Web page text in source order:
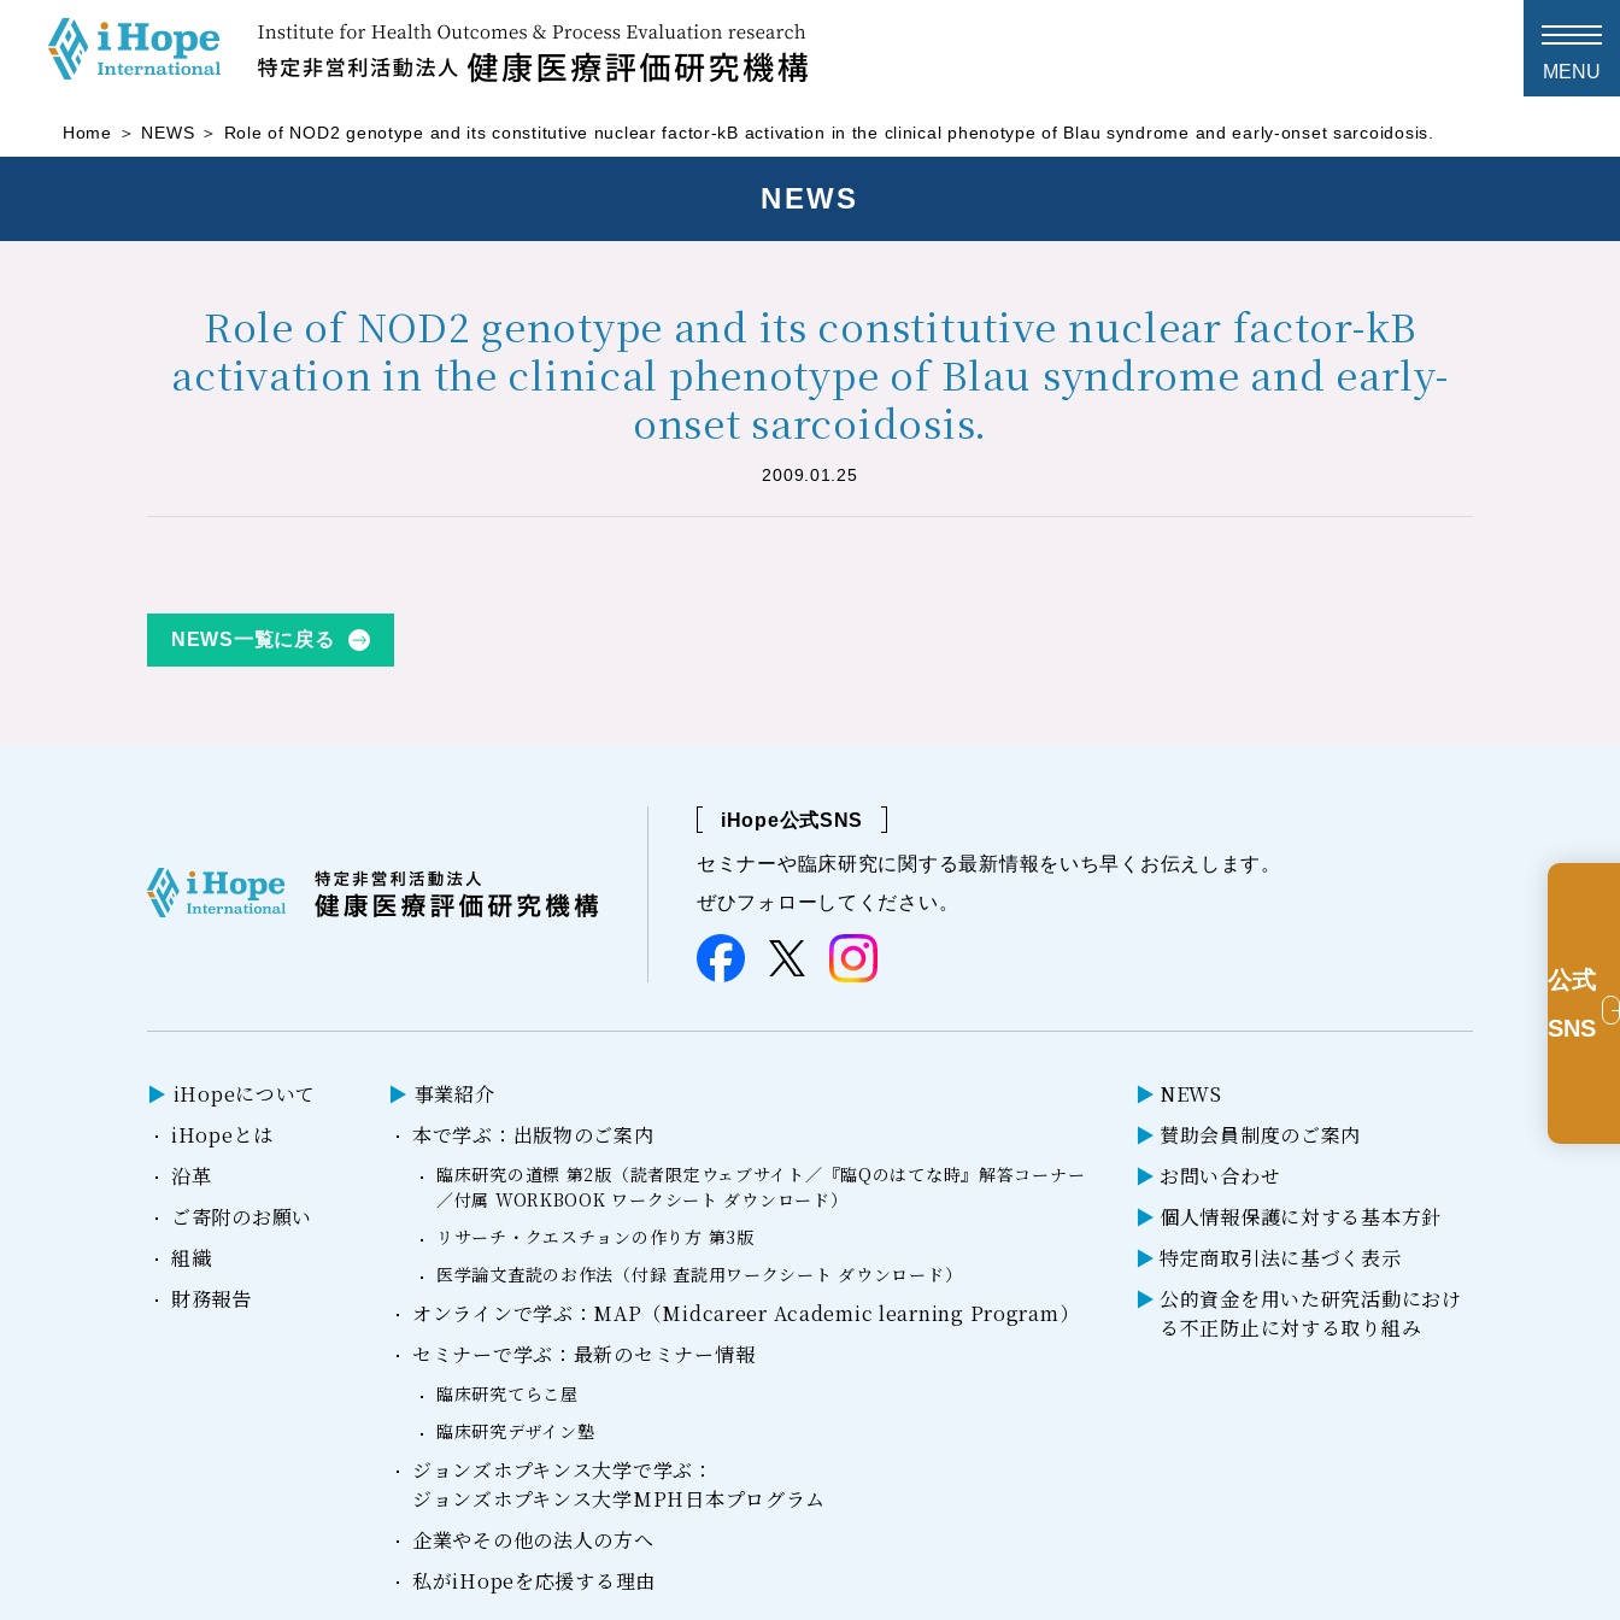
Home NEWS Role of NOD2 genotype and its constitutive nuclear factor-kB activation in the clinical phenotype of Blau syndrome and early-onset sarcoidosis.
NEWS
Role of NOD2 genotype and its constitutive nuclear factor-kB
activation in the clinical phenotype of Blau syndrome and early-
onset sarcoidosis.
2009.01.25
NEWS一覧に戻る
iHope公式SNS
セミナーや臨床研究に関する最新情報をいち早くお伝えします。
ぜひフォローしてください。
iHopeについて
iHopeとは
沿革
ご寄附のお願い
組織
財務報告
事業紹介
本で学ぶ：出版物のご案内
臨床研究の道標 第2版（読者限定ウェブサイト／『臨Qのはてな時』解答コーナー
／付属 WORKBOOK ワークシート ダウンロード）
リサーチ・クエスチョンの作り方 第3版
医学論文査読のお作法（付録 査読用ワークシート ダウンロード）
オンラインで学ぶ：MAP（Midcareer Academic learning Program）
セミナーで学ぶ：最新のセミナー情報
臨床研究てらこ屋
臨床研究デザイン塾
ジョンズホプキンス大学で学ぶ：
ジョンズホプキンス大学MPH日本プログラム
企業やその他の法人の方へ
私がiHopeを応援する理由
NEWS
賛助会員制度のご案内
お問い合わせ
個人情報保護に対する基本方針
特定商取引法に基づく表示
公的資金を用いた研究活動におけ
る不正防止に対する取り組み
公式
SNS